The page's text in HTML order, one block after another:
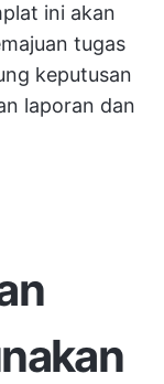
ini akan
tugas
keputusan
laporan dan